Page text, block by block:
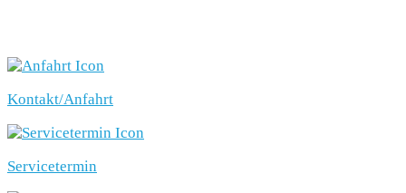
Kontakt/Anfahrt
Servicetermin